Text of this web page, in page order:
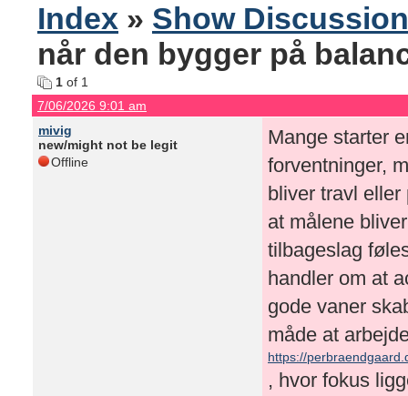
Index » Show
når den bygger på
1 of 1
7/06/2026 9:01 am
mivig
new/might not be legit
Offline
Mange starter
forventninger,
bliver travl
at målene
tilbageslag
handler om at
gode vaner
måde at
https://
, hvor fokus